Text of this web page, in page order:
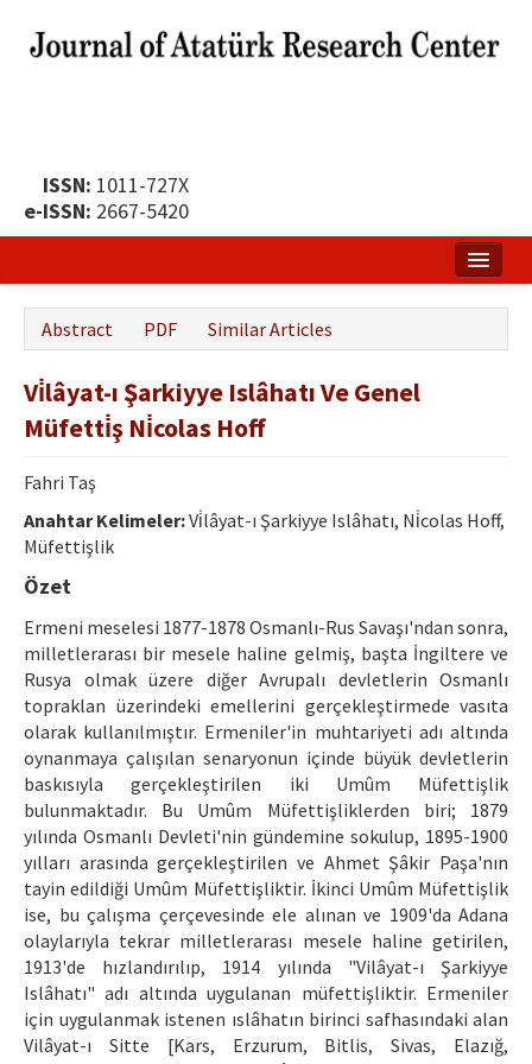
ISSN: 1011-727X
e-ISSN: 2667-5420
About
Publication Policy
Boards of the Journal
Publication Principles
Ethical Principles
Author's Guide
Refereeing Guide
Contact Us
Abstract PDF Similar Articles
Vi̇lâyat-ı Şarkiyye Islâhatı Ve Genel
Müfetti̇ş Ni̇colas Hoff
Fahri Taş
Anahtar Kelimeler:Vi̇lâyat-ı Şarkiyye Islâhatı, Ni̇colas Hoff,
Müfettişlik
Özet
Ermeni meselesi 1877-1878 Osmanlı-Rus Savaşı'ndan sonra,
milletlerarası bir mesele haline gelmiş, başta İngiltere ve
Rusya olmak üzere diğer Avrupalı devletlerin Osmanlı
topraklan üzerindeki emellerini gerçekleştirmede vasıta
olarak kullanılmıştır. Ermeniler'in muhtariyeti adı altında
oynanmaya çalışılan senaryonun içinde büyük devletlerin
baskısıyla gerçekleştirilen iki Umûm Müfettişlik
bulunmaktadır. Bu Umûm Müfettişliklerden biri; 1879
yılında Osmanlı Devleti'nin gündemine sokulup, 1895-1900
yılları arasında gerçekleştirilen ve Ahmet Şâkir Paşa'nın
tayin edildiği Umûm Müfettişliktir. İkinci Umûm Müfettişlik
ise, bu çalışma çerçevesinde ele alınan ve 1909'da Adana
olaylarıyla tekrar milletlerarası mesele haline getirilen,
1913'de hızlandırılıp, 1914 yılında "Vilâyat-ı Şarkiyye
Islâhatı" adı altında uygulanan müfettişliktir. Ermeniler
için uygulanmak istenen ıslâhatın birinci safhasındaki alan
Vilâyat-ı Sitte [Kars, Erzurum, Bitlis, Sivas, Elazığ,